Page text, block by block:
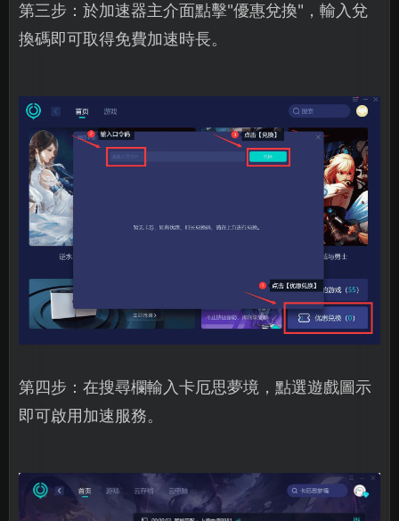
第三步：於加速器主介面點擊"優惠兌換"，輸入兌
換碼即可取得免費加速時長。
第四步：在搜尋欄輸入卡厄思夢境，點選遊戲圖示
即可啟用加速服務。